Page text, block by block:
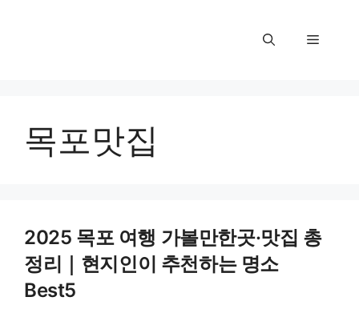
메
목포맛집
2025 목포 여행 가볼만한곳·맛집 총
정리｜현지인이 추천하는 명소
Best5